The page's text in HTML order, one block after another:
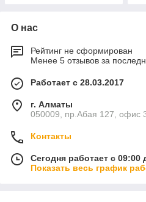
О нас
Рейтинг не сформирован
Менее 5 отзывов за
Работает с 28.03.2017
г. Алматы
050009, пр.Абая 127, офис
Контакты
Сегодня работает с 09:00
Показать весь график